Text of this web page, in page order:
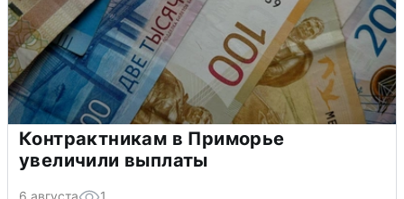
Контрактникам в Приморье
увеличили выплаты